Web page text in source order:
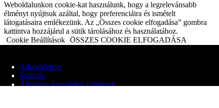
Adatvédelem
Szállítás
Általános Szerződési Feltételek
Weboldalunkon cookie-kat használunk, hogy a legrelevánsabb
élményt nyújtsuk azáltal, hogy preferenciáira és ismételt
látogatásaira emlékezünk. Az „Összes cookie elfogadása” gombra
kattintva hozzájárul a sütik tárolásához és használatához.
Cookie Beállítások ÖSSZES COOKIE ELFOGADÁSA
Close